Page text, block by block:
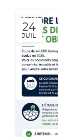
24
JUIL